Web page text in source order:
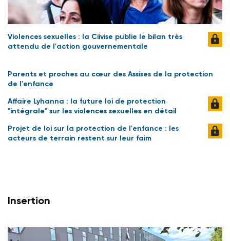
Violences sexuelles : la Ciivise publie le bilan très
attendu de l'action gouvernementale
Parents et proches au cœur des Assises de la protection
de l'enfance
Affaire Lyhanna : la future loi de protection
"intégrale" sur les violences sexuelles en détail
Projet de loi sur la protection de l'enfance : les
acteurs de terrain restent sur leur faim
Insertion